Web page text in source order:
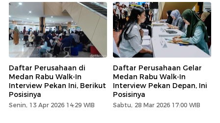
Daftar Perusahaan di
Medan Rabu Walk-In
Interview Pekan Ini, Berikut
Posisinya
Senin, 13 Apr 2026 14:29 WIB
Daftar Perusahaan Gelar
Medan Rabu Walk-In
Interview Pekan Depan, Ini
Posisinya
Sabtu, 28 Mar 2026 17:00 WIB